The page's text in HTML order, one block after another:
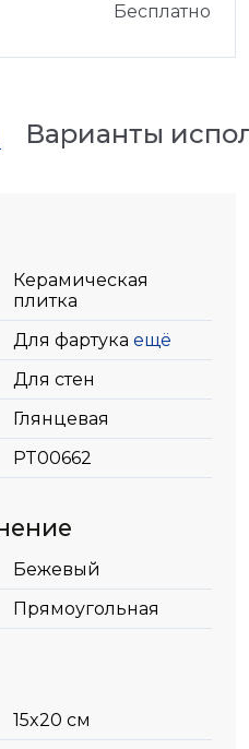
Бесплатно
Варианты
Керамическая
плитка
Для фартука ещё
Для стен
Глянцевая
PT00662
Бежевый
Прямоугольная
15x20 см